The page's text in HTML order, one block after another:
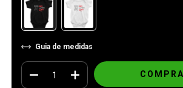
Guia de medidas